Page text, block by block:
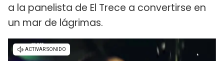
a la panelista de El Trece a convertirse en
un mar de lágrimas.